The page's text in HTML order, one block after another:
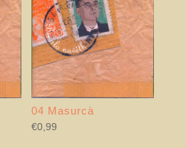
04 Masurcà
€0,99